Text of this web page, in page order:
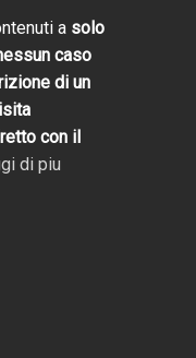
a solo
caso
di un
con il
di piu